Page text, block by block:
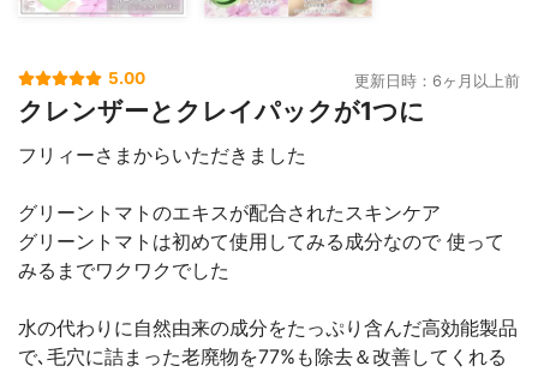
5.00 更新日時：6ヶ月以上前
クレンザーとクレイパックが1つに
フリィーさまからいただきました
グリーントマトのエキスが配合されたスキンケア
グリーントマトは初めて使用してみる成分なので 使って
みるまでワクワクでした
水の代わりに自然由来の成分をたっぷり含んだ高効能製品
で､毛穴に詰まった老廃物を77%も除去＆改善してくれる